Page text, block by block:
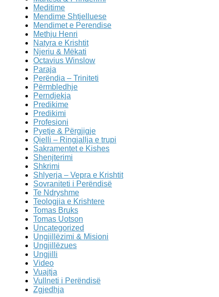
Meditime
Mendime Shtjelluese
Mendimet e Perendise
Methju Henri
Natyra e Krishtit
Njeriu & Mëkati
Octavius Winslow
Paraja
Perëndia – Triniteti
Përmbledhje
Perndjekja
Predikime
Predikimi
Profesioni
Pyetje & Përgjigje
Qielli – Ringjallja e trupi
Sakramentet e Kishes
Shenjterimi
Shkrimi
Shlyerja – Vepra e Krishtit
Sovraniteti i Perëndisë
Te Ndryshme
Teologjia e Krishtere
Tomas Bruks
Tomas Uotson
Uncategorized
Ungjillëzimi & Misioni
Ungjillëzues
Ungjilli
Video
Vuajtja
Vullneti i Perëndisë
Zgjedhja